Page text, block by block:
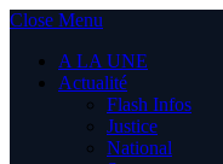
Close Menu
A LA UNE
Actualité
Flash Infos
Justice
National